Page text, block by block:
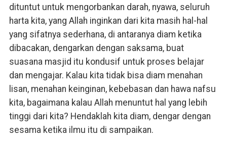
dituntut untuk mengorbankan darah, nyawa, seluruh
harta kita, yang Allah inginkan dari kita masih hal-hal
yang sifatnya sederhana, di antaranya diam ketika
dibacakan, dengarkan dengan saksama, buat
suasana masjid itu kondusif untuk proses belajar
dan mengajar. Kalau kita tidak bisa diam menahan
lisan, menahan keinginan, kebebasan dan hawa nafsu
kita, bagaimana kalau Allah menuntut hal yang lebih
tinggi dari kita? Hendaklah kita diam, dengar dengan
sesama ketika ilmu itu di sampaikan.